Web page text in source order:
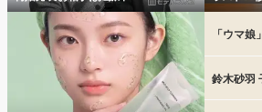
「ウマ
鈴木砂羽